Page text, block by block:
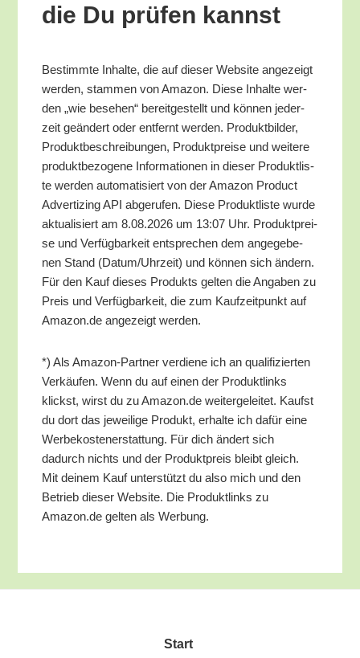
die Du prü­fen kannst
Bestimm­te Inhal­te, die auf die­ser Web­site ange­zeigt
wer­den, stam­men von Ama­zon. Die­se Inhal­te wer­
den „wie bese­hen“ bereit­ge­stellt und kön­nen jeder­
zeit geän­dert oder ent­fernt wer­den. Pro­dukt­bil­der,
Pro­dukt­be­schrei­bun­gen, Pro­dukt­prei­se und wei­te­re
pro­dukt­be­zo­ge­ne Infor­ma­tio­nen in die­ser Pro­dukt­lis­
te wer­den auto­ma­ti­siert von der Ama­zon Pro­duct
Adver­tiz­ing API abge­ru­fen. Die­se Pro­dukt­lis­te wur­de
aktua­li­siert am 8.08.2026 um 13:07 Uhr. Pro­dukt­prei­
se und Ver­füg­bar­keit ent­spre­chen dem ange­ge­be­
nen Stand (Datum/​Uhrzeit) und kön­nen sich ändern.
Für den Kauf die­ses Pro­dukts gel­ten die Anga­ben zu
Preis und Ver­füg­bar­keit, die zum Kauf­zeit­punkt auf
Amazon.de ange­zeigt werden.
*) Als Ama­zon-Part­ner ver­die­ne ich an qua­li­fi­zier­ten
Ver­käu­fen. Wenn du auf einen der Pro­dukt­links
klickst, wirst du zu Amazon.de wei­ter­ge­lei­tet. Kaufst
du dort das jewei­li­ge Pro­dukt, erhal­te ich dafür eine
Wer­be­kos­ten­er­stat­tung. Für dich ändert sich
dadurch nichts und der Pro­dukt­preis bleibt gleich.
Mit dei­nem Kauf unter­stützt du also mich und den
Betrieb die­ser Web­site. Die Pro­dukt­links zu
Amazon.de gel­ten als Werbung.
Start